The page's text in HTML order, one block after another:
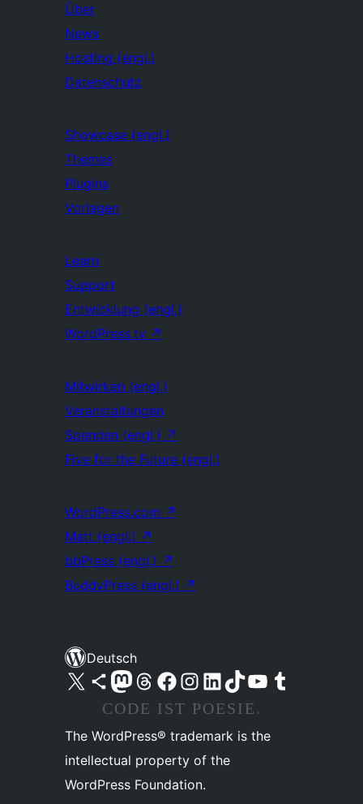
Über
News
Hosting (engl.)
Datenschutz
Showcase (engl.)
Themes
Plugins
Vorlagen
Learn
Support
Entwicklung (engl.)
WordPress.tv ↗
Mitwirken (engl.)
Veranstaltungen
Spenden (engl.) ↗
Five for the Future (engl.)
WordPress.com ↗
Matt (engl.) ↗
bbPress (engl.) ↗
BuddyPress (engl.) ↗
Deutsch
Unser X-Konto (früher Twitter) besuchen
Unser Bluesky-Konto besuchen
Unser Mastodon-Konto besuchen
Unser Threads-Konto besuchen
Unsere Facebook-Seite besuchen
Unser Instagram-Konto besuchen
Unser LinkedIn-Konto besuchen
Unser TikTok-Konto besuchen
Unseren YouTube-Kanal besuchen
Unser Tumblr-Konto besuchen
CODE IST POESIE.
The WordPress® trademark is the
intellectual property of the
WordPress Foundation.